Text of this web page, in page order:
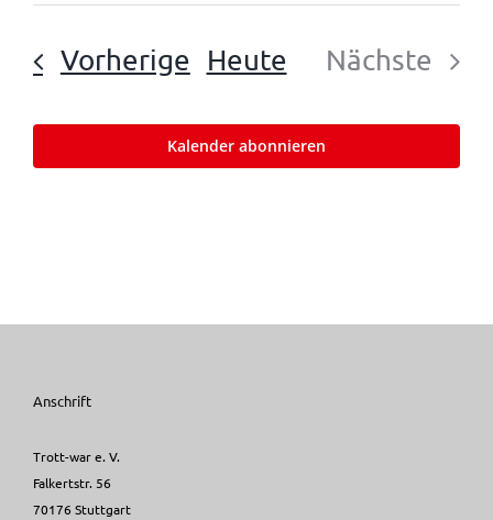
VorherigeVeranstaltungen
Heute
Nächste
Kalender abonnieren
Anschrift
Trott-war e. V.
Falkertstr. 56
70176 Stuttgart